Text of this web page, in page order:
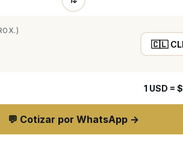
1 USD = $
💬 Cotizar por WhatsApp →